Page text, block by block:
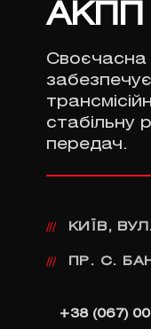
АКПП
Своєчасна
стабільну
передач.
/// КИЇВ,
/// ПР. С.
+38 (067)